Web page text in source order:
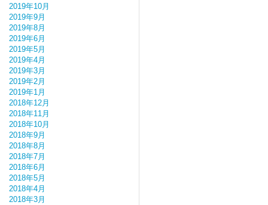
2019年10月
2019年9月
2019年8月
2019年6月
2019年5月
2019年4月
2019年3月
2019年2月
2019年1月
2018年12月
2018年11月
2018年10月
2018年9月
2018年8月
2018年7月
2018年6月
2018年5月
2018年4月
2018年3月